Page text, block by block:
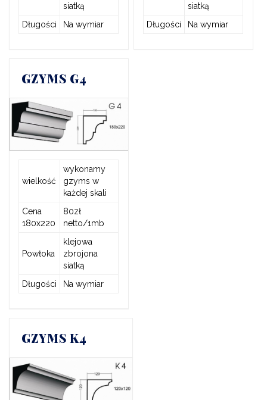
siatką
Długości
Na wymiar
siatką
Długości
Na wymiar
GZYMS G4
wielkość
wykonamy
gzyms w
każdej skali
Cena
180x220
80zł
netto/1mb
Powłoka
klejowa
zbrojona
siatką
Długości
Na wymiar
GZYMS K4